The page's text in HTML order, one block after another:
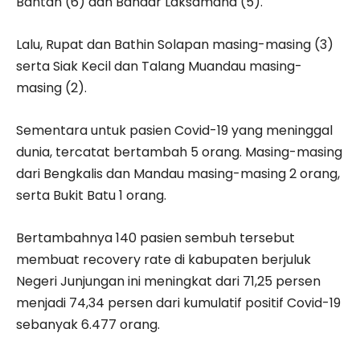
Lalu, Rupat dan Bathin Solapan masing-masing (3)
serta Siak Kecil dan Talang Muandau masing-
masing (2).
Sementara untuk pasien Covid-19 yang meninggal
dunia, tercatat bertambah 5 orang. Masing-masing
dari Bengkalis dan Mandau masing-masing 2 orang,
serta Bukit Batu 1 orang.
Bertambahnya 140 pasien sembuh tersebut
membuat recovery rate di kabupaten berjuluk
Negeri Junjungan ini meningkat dari 71,25 persen
menjadi 74,34 persen dari kumulatif positif Covid-19
sebanyak 6.477 orang.